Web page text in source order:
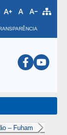
e Pesquisa
– Fuham